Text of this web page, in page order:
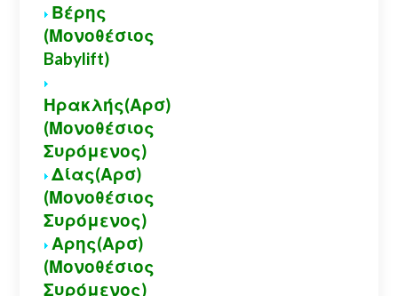
Βέρης
(Μονοθέσιος
Babylift)
Ηρακλής(Αρσ)
(Μονοθέσιος
Συρόμενος)
Δίας(Αρσ)
(Μονοθέσιος
Συρόμενος)
Αρης(Αρσ)
(Μονοθέσιος
Συρόμενος)